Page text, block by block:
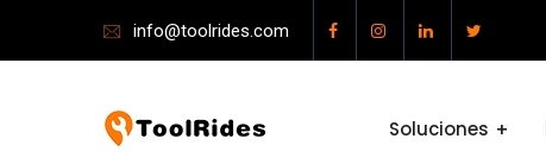
info@toolrides.com
Soluciones